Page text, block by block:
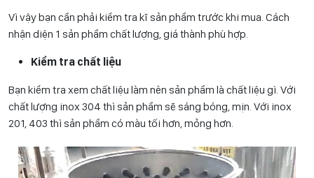
Vì vậy bạn cần phải kiểm tra kĩ sản phẩm trước khi mua. Cách
nhận diện 1 sản phẩm chất lượng, giá thành phù hợp.
Kiểm tra chất liệu
Bạn kiểm tra xem chất liệu làm nên sản phẩm là chất liệu gì. Với
chất lượng inox 304 thì sản phẩm sẽ sáng bóng, mịn. Với inox
201, 403 thì sản phẩm có màu tối hơn, mỏng hơn.